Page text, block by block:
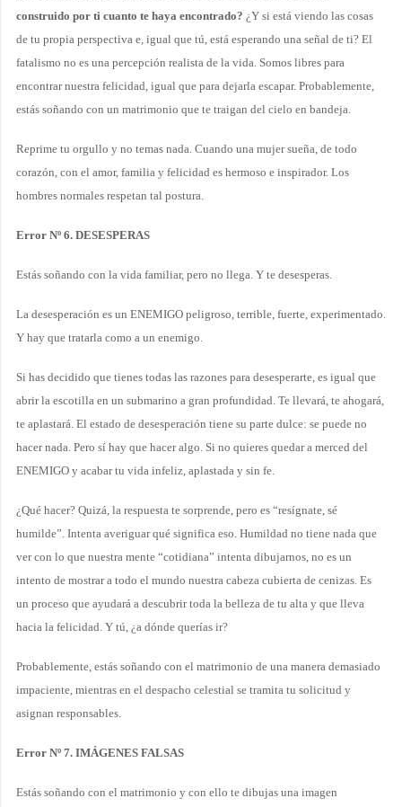
construido por ti cuanto te haya encontrado? ¿Y si está viendo las cosas
de tu propia perspectiva e, igual que tú, está esperando una señal de ti? El
fatalismo no es una percepción realista de la vida. Somos libres para
encontrar nuestra felicidad, igual que para dejarla escapar. Probablemente,
estás soñando con un matrimonio que te traigan del cielo en bandeja.
Reprime tu orgullo y no temas nada. Cuando una mujer sueña, de todo
corazón, con el amor, familia y felicidad es hermoso e inspirador. Los
hombres normales respetan tal postura.
Error Nº 6. DESESPERAS
Estás soñando con la vida familiar, pero no llega. Y te desesperas.
La desesperación es un ENEMIGO peligroso, terrible, fuerte, experimentado.
Y hay que tratarla como a un enemigo.
Si has decidido que tienes todas las razones para desesperarte, es igual que
abrir la escotilla en un submarino a gran profundidad. Te llevará, te ahogará,
te aplastará. El estado de desesperación tiene su parte dulce: se puede no
hacer nada. Pero sí hay que hacer algo. Si no quieres quedar a merced del
ENEMIGO y acabar tu vida infeliz, aplastada y sin fe.
¿Qué hacer? Quizá, la respuesta te sorprende, pero es “resígnate, sé
humilde”. Intenta averiguar qué significa eso. Humildad no tiene nada que
ver con lo que nuestra mente “cotidiana” intenta dibujarnos, no es un
intento de mostrar a todo el mundo nuestra cabeza cubierta de cenizas. Es
un proceso que ayudará a descubrir toda la belleza de tu alta y que lleva
hacia la felicidad. Y tú, ¿a dónde querías ir?
Probablemente, estás soñando con el matrimonio de una manera demasiado
impaciente, mientras en el despacho celestial se tramita tu solicitud y
asignan responsables.
Error Nº 7. IMÁGENES FALSAS
Estás soñando con el matrimonio y con ello te dibujas una imagen